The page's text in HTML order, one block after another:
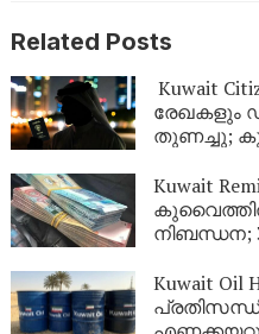
Related Posts
Kuwait
രേഖകളും
തുണച്ചു;
Kuwait
നിബന്ധന;
Kuwait